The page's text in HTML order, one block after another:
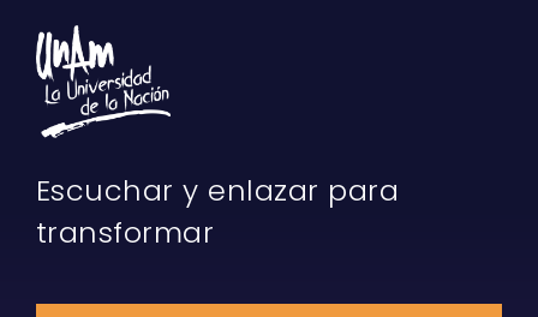
Escuchar y enlazar para
transformar